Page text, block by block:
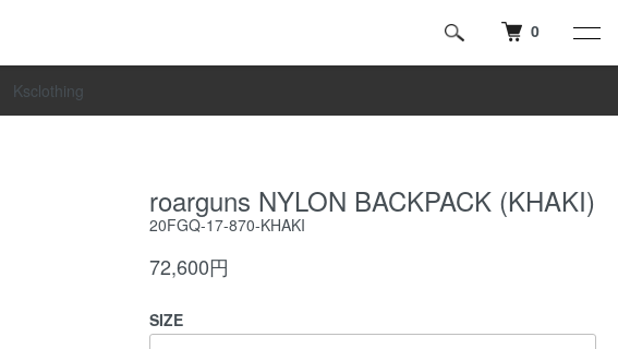
0
Ksclothing
roarguns NYLON BACKPACK (KHAKI)
20FGQ-17-870-KHAKI
72,600円
SIZE